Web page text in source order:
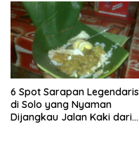
6 Spot Sarapan Legendaris
di Solo yang Nyaman
Dijangkau Jalan Kaki dari